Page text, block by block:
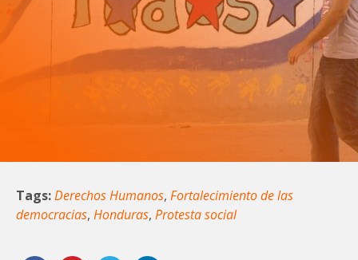
Tags:Derechos Humanos, Fortalecimiento de las
democracias, Honduras, Protesta social